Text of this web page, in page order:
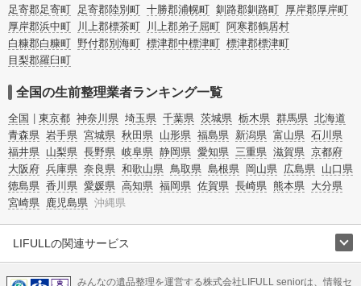
足寄郡足寄町 足寄郡陸別町 十勝郡浦幌町 釧路郡釧路町 厚岸郡厚岸町
厚岸郡浜中町
川上郡標茶町 川上郡弟子屈町 阿寒郡鶴居村
白糠郡白糠町 野付郡別海町 標津郡中標津町 標津郡標津町
目梨郡羅臼町
全国の生前整理業者ランキング一覧
全国 東京都 神奈川県 埼玉県 千葉県 茨城県 栃木県 群馬県 北海道
青森県 岩手県 宮城県 秋田県 山形県 福島県 新潟県 富山県 石川県
福井県 山梨県 長野県 岐阜県 静岡県 愛知県 三重県 滋賀県 京都府
大阪府 兵庫県 奈良県 和歌山県 鳥取県 島根県 岡山県 広島県 山口県
徳島県 香川県 愛媛県 高知県 福岡県 佐賀県 長崎県 熊本県 大分県
宮崎県 鹿児島県 沖縄県
LIFULLの関連サービス
みんなの遺品整理を運営する株式会社LIFULL seniorは、情報セ